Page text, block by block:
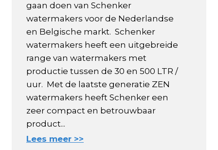
gaan doen van Schenker
watermakers voor de Nederlandse
en Belgische markt. Schenker
watermakers heeft een uitgebreide
range van watermakers met
productie tussen de 30 en 500 LTR /
uur. Met de laatste generatie ZEN
watermakers heeft Schenker een
zeer compact en betrouwbaar
product...
Lees meer >>